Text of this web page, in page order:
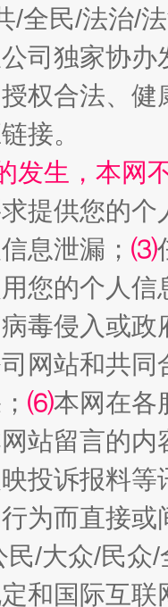
/全民/法治/
司独家协
权合法、
接。
发生，本网
提供您的个
息泄漏； ⑶
您的个人
毒侵入或
网站和共
⑹本网在各
站留言的内
投诉报料
为而直接
民/大众/民
和国际互